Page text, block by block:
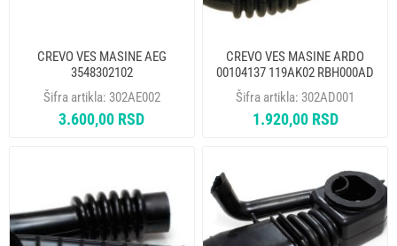
CREVO VES MASINE AEG
3548302102
Šifra artikla: 302AE002
3.600,00 RSD
CREVO VES MASINE ARDO
00104137 119AK02 RBH000AD
AD3127
Šifra artikla: 302AD001
1.920,00 RSD